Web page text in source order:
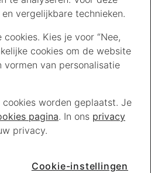
vergelijkbare technieken.
Kies je voor “Nee,
cookies om de website
van personalisatie
worden geplaatst. Je
pagina. In ons privacy
privacy.
Cookie-instellingen